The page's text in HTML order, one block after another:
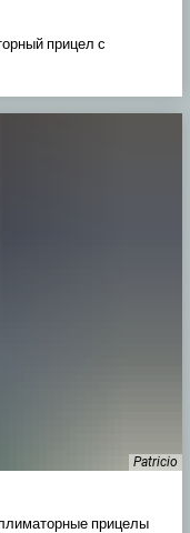
прицел с
Patricio
прицелы